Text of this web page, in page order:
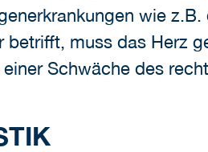
wie
betrifft, muss das Herz
einer Schwäche des